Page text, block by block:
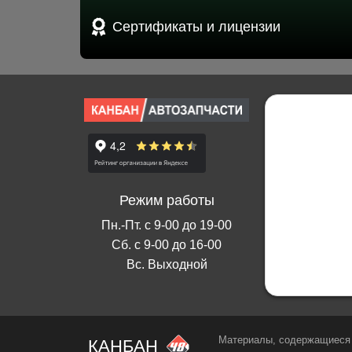
Сертификаты и лицензии
Режим работы
Пн.-Пт. с 9-00 до 19-00
Сб. с 9-00 до 16-00
Вс. Выходной
КАНБАН
Материалы, содержащиеся